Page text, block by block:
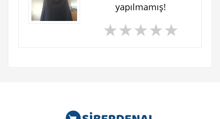
yapılmamış!
★★★★★